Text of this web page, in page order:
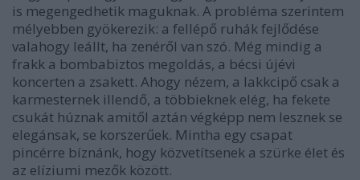
is megengedhetik maguknak. A probléma szerintem
mélyebben gyökerezik: a fellépő ruhák fejlődése
valahogy leállt, ha zenéről van szó. Még mindig a
frakk a bombabiztos megoldás, a bécsi újévi
koncerten a zsakett. Ahogy nézem, a lakkcipő csak a
karmesternek illendő, a többieknek elég, ha fekete
csukát húznak amitől aztán végképp nem lesznek se
elegánsak, se korszerűek. Mintha egy csapat
pincérre bíznánk, hogy közvetítsenek a szürke élet és
az elíziumi mezők között.